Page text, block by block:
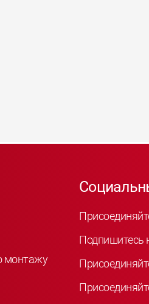
монтажу
Подпишитесь